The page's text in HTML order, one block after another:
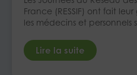
France (RESSIF) ont fait
les médecins et personnels
Lire la suite